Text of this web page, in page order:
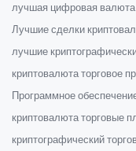
лучшая цифровая валюта
Лучшие сделки
лучшие
криптовалюта торговое
Программное
криптовалюта торговые
криптографический